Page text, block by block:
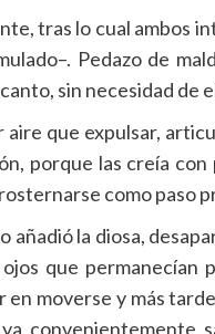
tras lo cual ambos
Pedazo de
sin necesidad de
que expulsar,
porque las creía
como paso
añadió la diosa,
que permanecían
moverse y más
convenientemente